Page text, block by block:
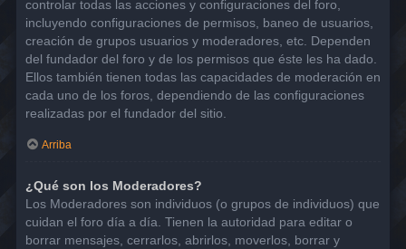
controlar todas las acciones y configuraciones del foro,
incluyendo configuraciones de permisos, baneo de usuarios,
creación de grupos usuarios y moderadores, etc. Dependen
del fundador del foro y de los permisos que éste les ha dado.
Ellos también tienen todas las capacidades de moderación en
cada uno de los foros, dependiendo de las configuraciones
realizadas por el fundador del sitio.
Arriba
¿Qué son los Moderadores?
Los Moderadores son individuos (o grupos de individuos) que
cuidan el foro día a día. Tienen la autoridad para editar o
borrar mensajes, cerrarlos, abrirlos, moverlos, borrar y